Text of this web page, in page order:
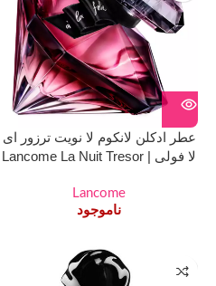
عطر ادکلن لانکوم لا نویت ترزور ای
لا فولی | Lancome La Nuit Tresor
Lancome
ناموجود